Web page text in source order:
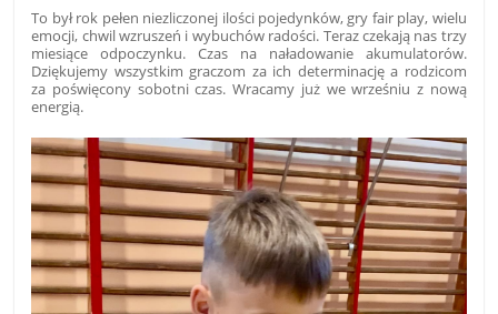
To był rok pełen niezliczonej ilości pojedynków, gry fair play, wielu
emocji, chwil wzruszeń i wybuchów radości. Teraz czekają nas trzy
miesiące odpoczynku. Czas na naładowanie akumulatorów.
Dziękujemy wszystkim graczom za ich determinację a rodzicom
za poświęcony sobotni czas. Wracamy już we wrześniu z nową
energią.